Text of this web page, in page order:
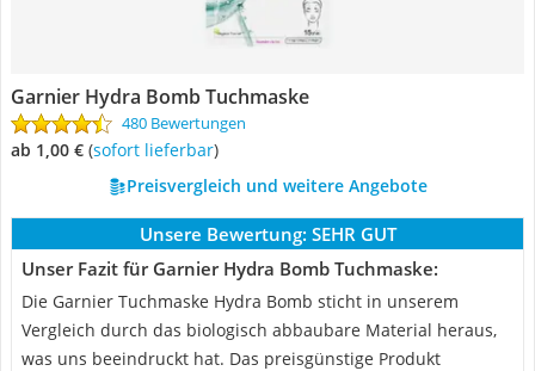
Garnier Hydra Bomb Tuchmaske
480 Bewertungen
ab 1,00 € ( Sofort lieferbar)
Preisvergleich und weitere Angebote
Unsere Bewertung: SEHR GUT
Unser Fazit für Garnier Hydra Bomb Tuchmaske:
Die Garnier Tuchmaske Hydra Bomb sticht in unserem
Vergleich durch das biologisch abbaubare Material heraus,
was uns beeindruckt hat. Das preisgünstige Produkt